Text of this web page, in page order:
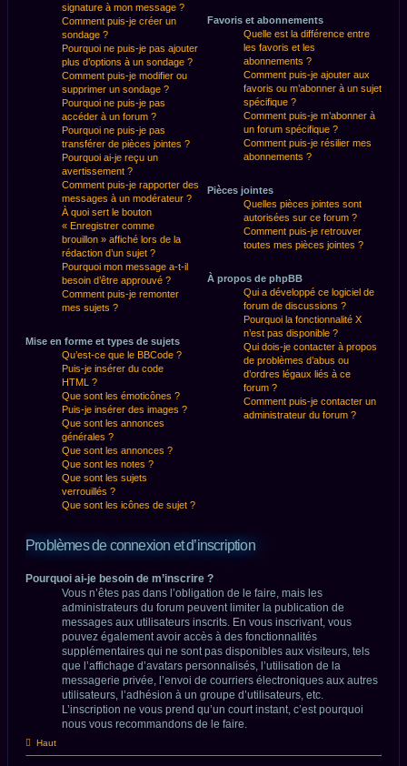
signature à mon message ?
Comment puis-je créer un
sondage ?
Pourquoi ne puis-je pas ajouter
plus d’options à un sondage ?
Comment puis-je modifier ou
supprimer un sondage ?
Pourquoi ne puis-je pas
accéder à un forum ?
Pourquoi ne puis-je pas
transférer de pièces jointes ?
Pourquoi ai-je reçu un
avertissement ?
Comment puis-je rapporter des
messages à un modérateur ?
À quoi sert le bouton
« Enregistrer comme
brouillon » affiché lors de la
rédaction d’un sujet ?
Pourquoi mon message a-t-il
besoin d’être approuvé ?
Comment puis-je remonter
mes sujets ?
Mise en forme et types de sujets
Qu’est-ce que le BBCode ?
Puis-je insérer du code
HTML ?
Que sont les émoticônes ?
Puis-je insérer des images ?
Que sont les annonces
générales ?
Que sont les annonces ?
Que sont les notes ?
Que sont les sujets
verrouillés ?
Que sont les icônes de sujet ?
Favoris et abonnements
Quelle est la différence entre
les favoris et les
abonnements ?
Comment puis-je ajouter aux
favoris ou m’abonner à un sujet
spécifique ?
Comment puis-je m’abonner à
un forum spécifique ?
Comment puis-je résilier mes
abonnements ?
Pièces jointes
Quelles pièces jointes sont
autorisées sur ce forum ?
Comment puis-je retrouver
toutes mes pièces jointes ?
À propos de phpBB
Qui a développé ce logiciel de
forum de discussions ?
Pourquoi la fonctionnalité X
n’est pas disponible ?
Qui dois-je contacter à propos
de problèmes d’abus ou
d’ordres légaux liés à ce
forum ?
Comment puis-je contacter un
administrateur du forum ?
Problèmes de connexion et d’inscription
Pourquoi ai-je besoin de m’inscrire ?
Vous n’êtes pas dans l’obligation de le faire, mais les
administrateurs du forum peuvent limiter la publication de
messages aux utilisateurs inscrits. En vous inscrivant, vous
pouvez également avoir accès à des fonctionnalités
supplémentaires qui ne sont pas disponibles aux visiteurs, tels
que l’affichage d’avatars personnalisés, l’utilisation de la
messagerie privée, l’envoi de courriers électroniques aux autres
utilisateurs, l’adhésion à un groupe d’utilisateurs, etc.
L’inscription ne vous prend qu’un court instant, c’est pourquoi
nous vous recommandons de le faire.
Haut